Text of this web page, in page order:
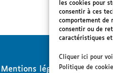
Mentions légales
les cookies pour
consentir à ces
comportement de
consentir ou de
caractéristiques
Cliquer ici pour
Politique de